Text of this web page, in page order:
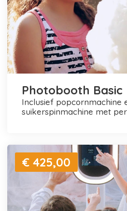
Photobooth Basic
inclusief popcornmachine en
suikerspinmachine met
€ 425,00